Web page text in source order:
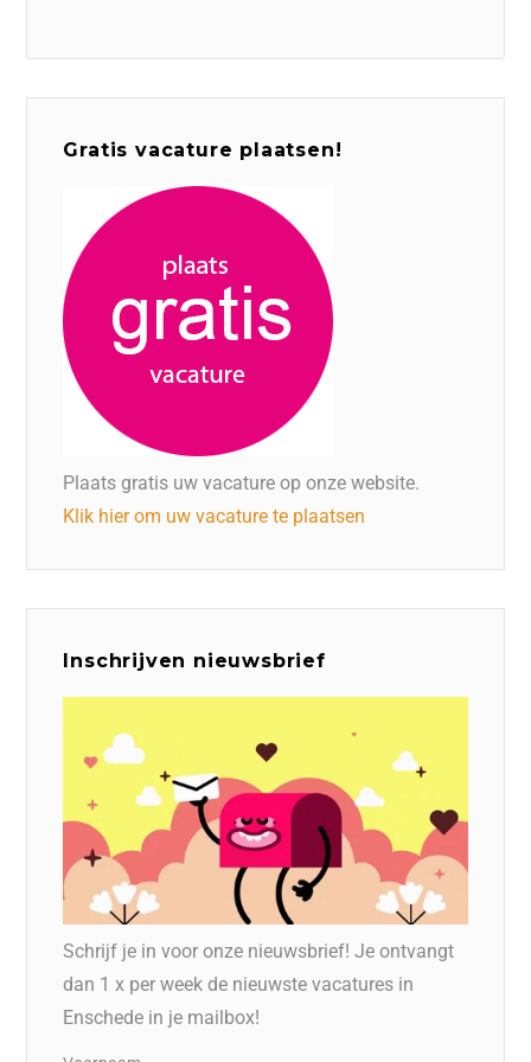
Gratis vacature plaatsen!
Plaats gratis uw vacature op onze website.
Klik hier om uw vacature te plaatsen
Inschrijven nieuwsbrief
Schrijf je in voor onze nieuwsbrief! Je ontvangt
dan 1 x per week de nieuwste vacatures in
Enschede in je mailbox!